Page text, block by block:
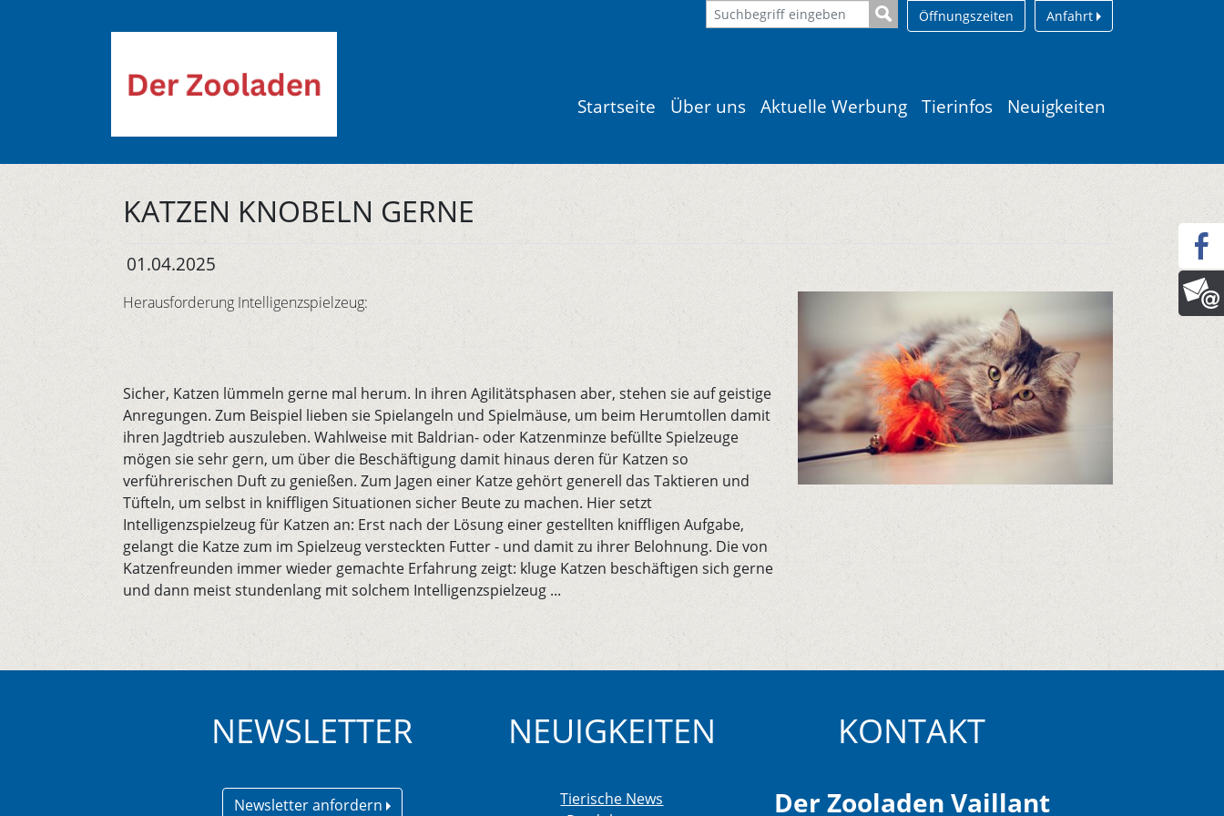
Öffnungszeiten Anfahrt
Startseite Über uns Aktuelle Werbung Tierinfos Neuigkeiten
KATZEN KNOBELN GERNE
01.04.2025
Herausforderung Intelligenzspielzeug:
Sicher, Katzen lümmeln gerne mal herum. In ihren Agilitätsphasen aber, stehen sie auf geistige
Anregungen. Zum Beispiel lieben sie Spielangeln und Spielmäuse, um beim Herumtollen damit
ihren Jagdtrieb auszuleben. Wahlweise mit Baldrian- oder Katzenminze befüllte Spielzeuge
mögen sie sehr gern, um über die Beschäftigung damit hinaus deren für Katzen so
verführerischen Duft zu genießen. Zum Jagen einer Katze gehört generell das Taktieren und
Tüfteln, um selbst in kniffligen Situationen sicher Beute zu machen. Hier setzt
Intelligenzspielzeug für Katzen an: Erst nach der Lösung einer gestellten kniffligen Aufgabe,
gelangt die Katze zum im Spielzeug versteckten Futter - und damit zu ihrer Belohnung. Die von
Katzenfreunden immer wieder gemachte Erfahrung zeigt: kluge Katzen beschäftigen sich gerne
und dann meist stundenlang mit solchem Intelligenzspielzeug ...
NEWSLETTER
Newsletter anfordern
NEUIGKEITEN
Tierische News
KONTAKT
Der Zooladen Vaillant